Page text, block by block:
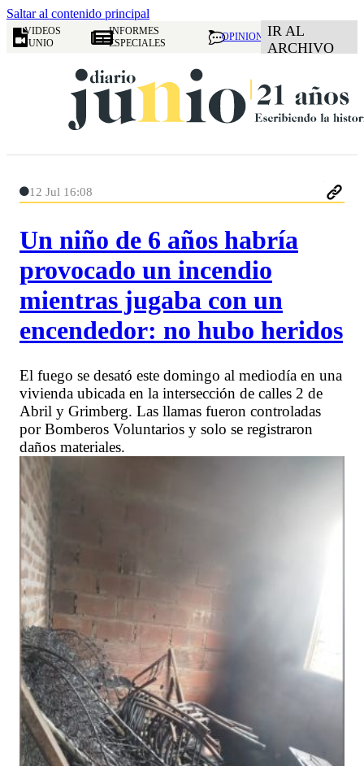
Saltar al contenido principal
VIDEOS
JUNIO
INFORMES
ESPECIALES
OPINION IR AL
ARCHIVO
12 Jul 16:08
Un niño de 6 años habría
provocado un incendio
mientras jugaba con un
encendedor: no hubo heridos
El fuego se desató este domingo al mediodía en una
vivienda ubicada en la intersección de calles 2 de
Abril y Grimberg. Las llamas fueron controladas
por Bomberos Voluntarios y solo se registraron
daños materiales.